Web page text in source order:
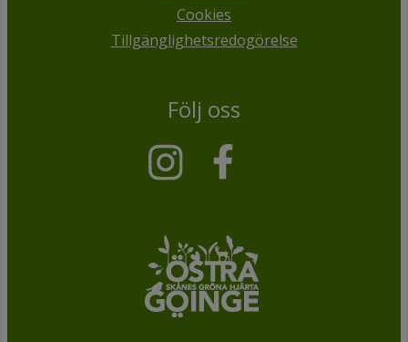
Cookies
Tillgänglighetsredogörelse
Följ oss